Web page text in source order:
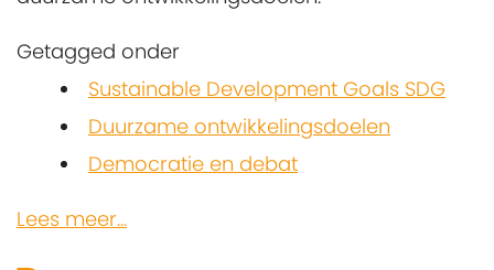
Getagged onder
Sustainable Development Goals SDG
Duurzame ontwikkelingsdoelen
Democratie en debat
Lees meer...